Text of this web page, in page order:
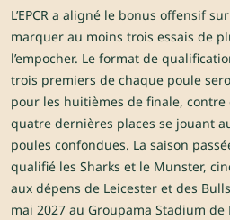
L’EPCR a aligné le bonus offensif
marquer au moins trois essais de
l’empocher. Le format de
trois premiers de chaque poule
pour les huitièmes de finale,
quatre dernières places se jouant
poules confondues. La saison
qualifié les Sharks et le Munster,
aux dépens de Leicester et des
mai 2027 au Groupama Stadium de